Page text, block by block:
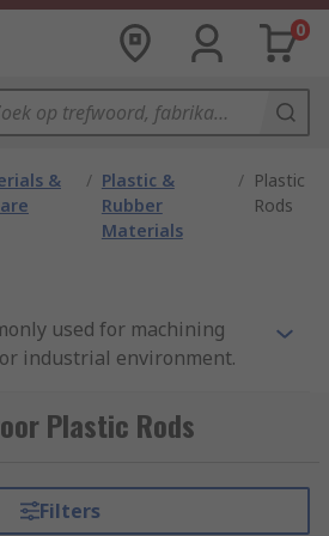
0
&
/ Plastic &
Rubber
Materials
/ Plastic
Rods
used for machining
industrial environment.
and as aesthetic
rods boast a large
be considered when
durability in the final
Plastic Rods
Filters